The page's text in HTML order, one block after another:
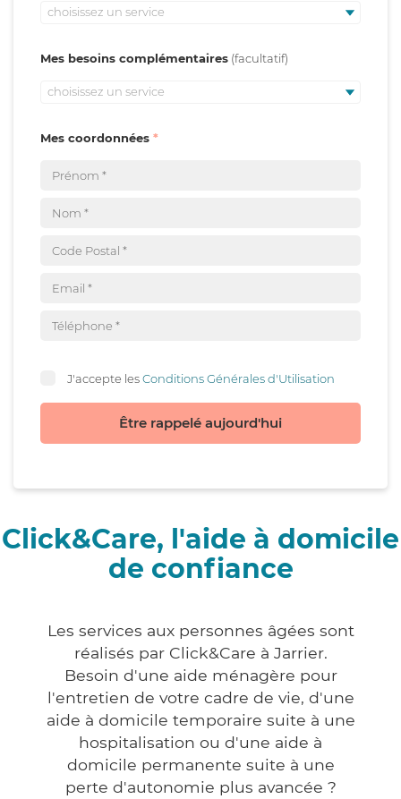
choisissez un service
Mes besoins complémentaires
choisissez un service
Mes coordonnées
J'accepte lesConditions Générales d'Utilisation
Être rappelé aujourd'hui
Click&Care, l'aide à domicile
de confiance
Les services aux personnes âgées sont
réalisés par Click&Care à Jarrier.
Besoin d'une aide ménagère pour
l'entretien de votre cadre de vie, d'une
aide à domicile temporaire suite à une
hospitalisation ou d'une aide à
domicile permanente suite à une
perte d'autonomie plus avancée ?